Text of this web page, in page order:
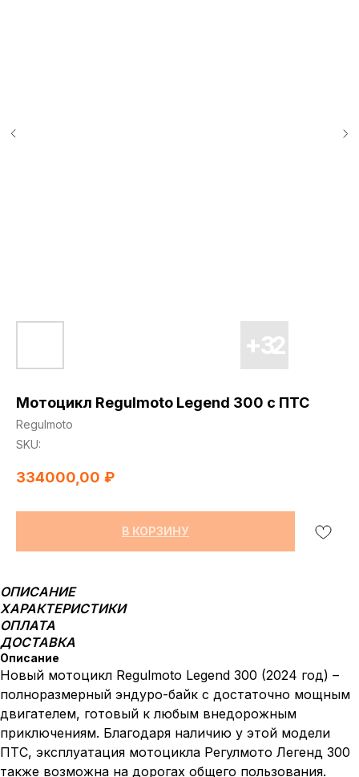
Мотоцикл Regulmoto Legend 300 с ПТС
Regulmoto
SKU:
334000,00 ₽
В КОРЗИНУ
ОПИСАНИЕ
ХАРАКТЕРИСТИКИ
ОПЛАТА
ДОСТАВКА
Описание
Новый мотоцикл Regulmoto Legend 300 (2024 год) –
полноразмерный эндуро-байк с достаточно мощным
двигателем, готовый к любым внедорожным
приключениям. Благодаря наличию у этой модели
ПТС, эксплуатация мотоцикла Регулмото Легенд 300
также возможна на дорогах общего пользования.